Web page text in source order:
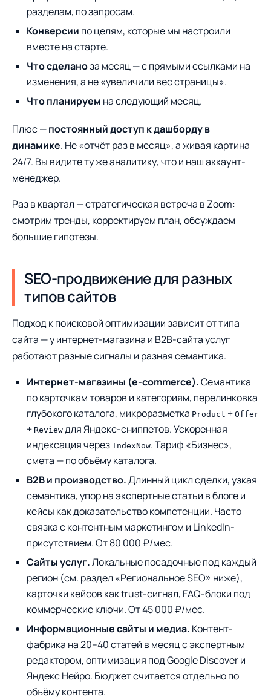
разделам, по запросам.
Конверсии по целям, которые мы настроили
вместе на старте.
Что сделаноза месяц — с прямыми ссылками на
изменения, а не «увеличили вес страницы».
Что планируем на следующий месяц.
Плюс —постоянный доступ к дашборду в
динамике. Не «отчёт раз в месяц», а живая картина
24/7. Вы видите ту же аналитику, что и наш аккаунт-
менеджер.
Раз в квартал — стратегическая встреча в Zoom:
смотрим тренды, корректируем план, обсуждаем
большие гипотезы.
SEO-продвижение для разных
типов сайтов
Подход к поисковой оптимизации зависит от типа
сайта — у интернет-магазина и B2B-сайта услуг
работают разные сигналы и разная семантика.
Интернет-магазины (e-commerce).Семантика
по карточкам товаров и категориям, перелинковка
глубокого каталога, микроразметка Product + Offer
+ Review для Яндекс-сниппетов. Ускоренная
индексация через IndexNow. Тариф «Бизнес»,
смета — по объёму каталога.
B2B и производство.Длинный цикл сделки, узкая
семантика, упор на экспертные статьи в блоге и
кейсы как доказательство компетенции. Часто
связка с контентным маркетингом и LinkedIn-
присутствием. От 80 000 ₽/мес.
Сайты услуг.Локальные посадочные под каждый
регион (см. раздел «Региональное SEO» ниже),
карточки кейсов как trust-сигнал, FAQ-блоки под
коммерческие ключи. От 45 000 ₽/мес.
Информационные сайты и медиа. Контент-
фабрика на 20–40 статей в месяц с экспертным
редактором, оптимизация под Google Discover и
Яндекс Нейро. Бюджет считается отдельно по
объёму контента.